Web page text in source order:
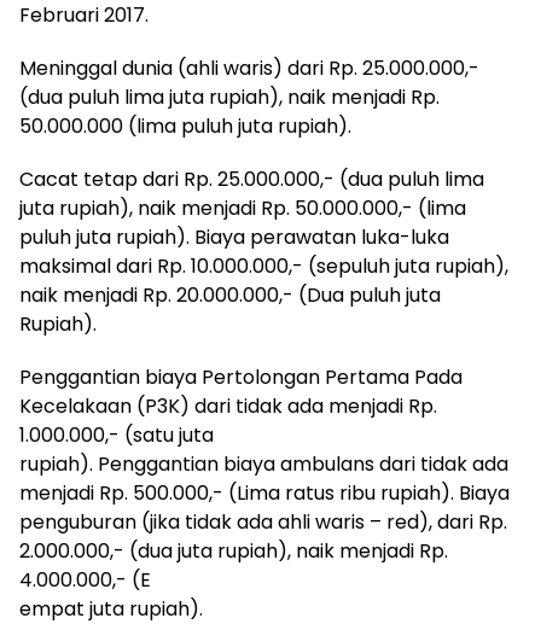
Februari 2017.
Meninggal dunia (ahli waris) dari Rp. 25.000.000,-
(dua puluh lima juta rupiah), naik menjadi Rp.
50.000.000 (lima puluh juta rupiah).
Cacat tetap dari Rp. 25.000.000,- (dua puluh lima
juta rupiah), naik menjadi Rp. 50.000.000,- (lima
puluh juta rupiah). Biaya perawatan luka-luka
maksimal dari Rp. 10.000.000,- (sepuluh juta rupiah),
naik menjadi Rp. 20.000.000,- (Dua puluh juta
Rupiah).
Penggantian biaya Pertolongan Pertama Pada
Kecelakaan (P3K) dari tidak ada menjadi Rp.
1.000.000,- (satu juta
rupiah). Penggantian biaya ambulans dari tidak ada
menjadi Rp. 500.000,- (Lima ratus ribu rupiah). Biaya
penguburan (jika tidak ada ahli waris – red), dari Rp.
2.000.000,- (dua juta rupiah), naik menjadi Rp.
4.000.000,- (E
empat juta rupiah).